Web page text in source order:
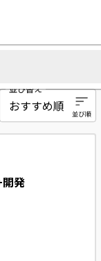
並び替え
発